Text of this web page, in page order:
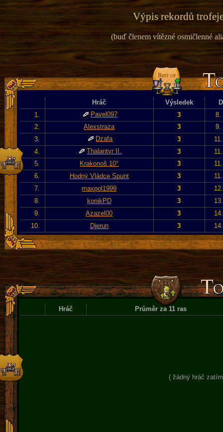
Výpis rekordů
(buď členem vítězné osmičlenné
Hráč Výsledek
1.
Pavel097 3
8.
2.
Alexstraza 3
9.
3.
Dzafa 3
4.
Thalantyr II. 3
5.
Krakonoš 10° 3
6.
Hodný Vládce Spunt 3
7.
maxpol1999 3
8.
konikPD 3
9.
Azazel00 3
10.
Djerun 3
Hráč Průměr za 11 ras
( žádný hráč